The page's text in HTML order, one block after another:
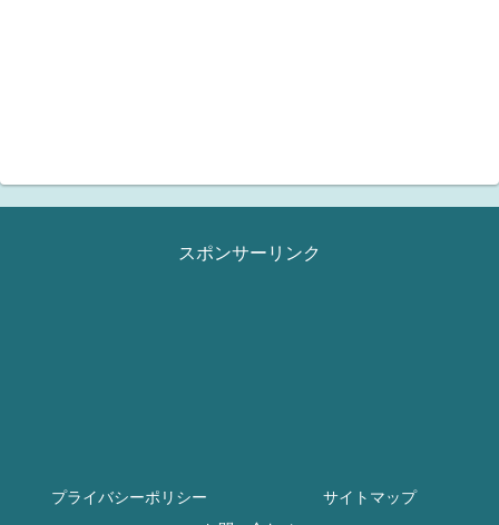
スポンサーリンク
プライバシーポリシー
サイトマップ